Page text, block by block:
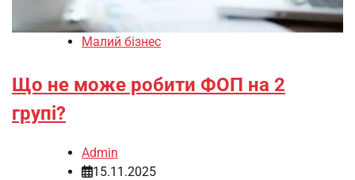
Малий бізнес
Що не може робити ФОП на 2
групі?
Admin
15.11.2025